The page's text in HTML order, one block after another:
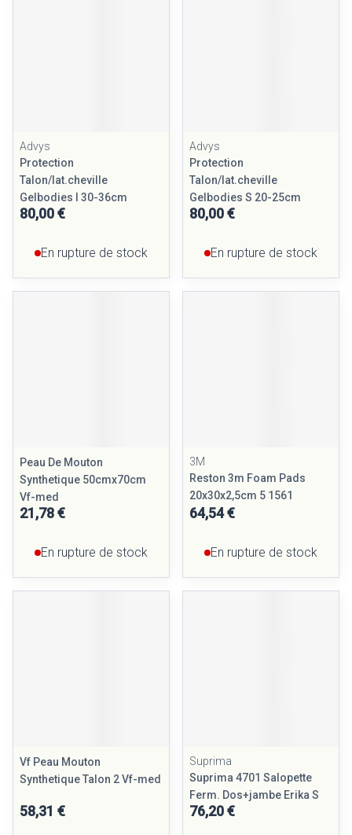
Advys
Protection
Talon/lat.cheville
Gelbodies l 30-36cm
80,00 €
En rupture de stock
Advys
Protection
Talon/lat.cheville
Gelbodies S 20-25cm
80,00 €
En rupture de stock
Peau De Mouton
Synthetique 50cmx70cm
Vf-med
21,78 €
En rupture de stock
3M
Reston 3m Foam Pads
20x30x2,5cm 5 1561
64,54 €
En rupture de stock
Vf Peau Mouton
Synthetique Talon 2 Vf-med
58,31 €
Suprima
Suprima 4701 Salopette
Ferm. Dos+jambe Erika S
76,20 €